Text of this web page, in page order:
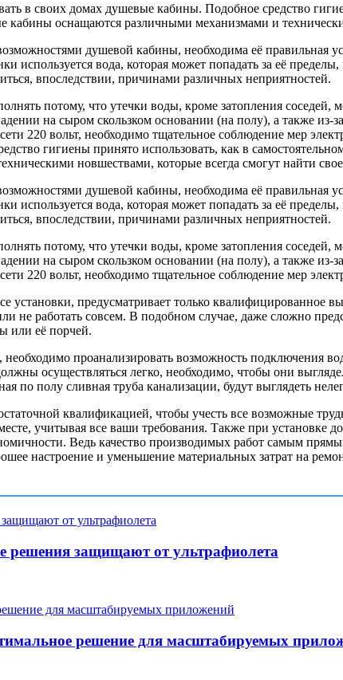
в своих домах душевые кабины. Подобное средство
оснащаются различными механизмами и
душевой кабины, необходима её правильная
используется вода, которая может попадать за её
впоследствии, причинами различных неприятностей.
потому, что утечки воды, кроме затопления соседей,
на сыром скользком основании (на полу), а также из-
220 вольт, необходимо тщательное соблюдение мер
гигиены принято использовать, как в
новшествами, которые всегда смогут найти
душевой кабины, необходима её правильная
используется вода, которая может попадать за её
впоследствии, причинами различных неприятностей.
потому, что утечки воды, кроме затопления соседей,
на сыром скользком основании (на полу), а также из-
220 вольт, необходимо тщательное соблюдение мер
предусматривает только
не работать совсем. В подобном случае, даже сложно
или её порчей.
проанализировать возможность подключения
осуществляться легко, необходимо, чтобы они
по полу сливная труба канализации, будут выглядеть
квалификацией, чтобы учесть все возможные
учитывая все ваши требования. Также при
Ведь качество производимых работ самым
настроение и уменьшение материальных затрат на
решения защищают от ультрафиолета
решение для масштабируемых